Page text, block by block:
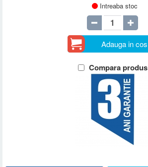
Intreaba stoc
Adauga in cos
Compara produs